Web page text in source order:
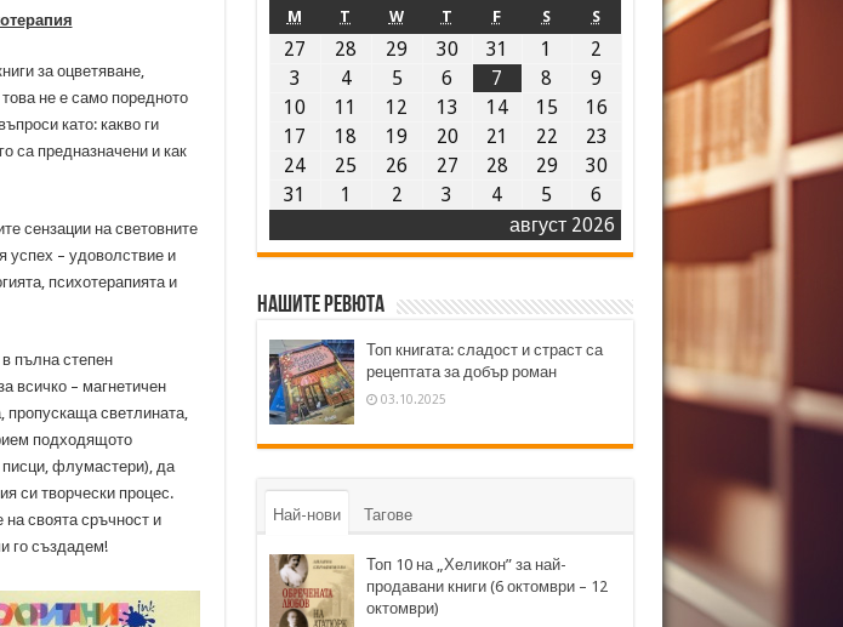
за оцветяване,
не е само поредното
като: какво ги
са предназначени и как
сензации на световните
успех – удоволствие и
психотерапията и
пълна степен
всичко – магнетичен
пропускаща светлината,
подходящото
флумастери), да
си творчески процес.
своята сръчност и
го създадем!
август 2026
M T W T F S S
27 28 29 30 31 1
2
3
4 5 6 7 8
9
10
11 12 13 14 15
16
17
18 19 20 21 22
23
24
25 26 27 28 29
30
31
1 2 3 4 5 6
Нашите ревюта
Топ книгата: сладост и страст са
рецептата за добър роман
03.10.2025
Най-нови Тагове
Топ 10 на „Хеликон” за най-
продавани книги (6 октомври – 12
октомври)